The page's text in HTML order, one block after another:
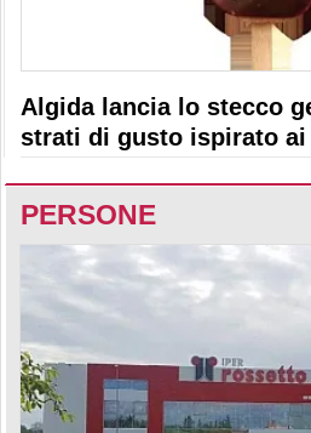
Algida lancia lo stecco
strati di gusto ispirato ai
PERSONE